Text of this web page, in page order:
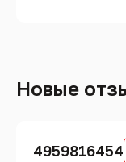
Новые
4959816454